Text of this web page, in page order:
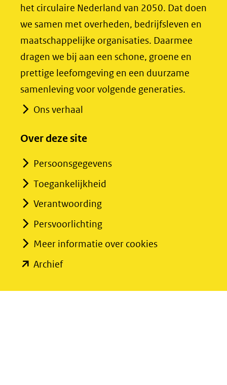
het circulaire Nederland van 2050. Dat doen
we samen met overheden, bedrijfsleven en
maatschappelijke organisaties. Daarmee
dragen we bij aan een schone, groene en
prettige leefomgeving en een duurzame
samenleving voor volgende generaties.
Ons verhaal
Over deze site
Persoonsgegevens
Toegankelijkheid
Verantwoording
Persvoorlichting
Meer informatie over cookies
Archief(opent